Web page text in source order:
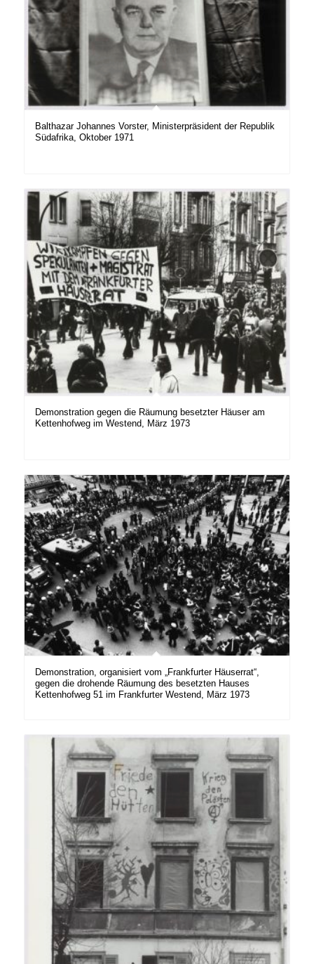
Balthazar Johannes Vorster, Ministerpräsident der Republik
Südafrika, Oktober 1971
Demonstration gegen die Räumung besetzter Häuser am
Kettenhofweg im Westend, März 1973
Demonstration, organisiert vom „Frankfurter Häuserrat“,
gegen die drohende Räumung des besetzten Hauses
Kettenhofweg 51 im Frankfurter Westend, März 1973